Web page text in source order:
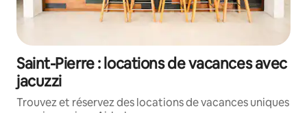
Saint-Pierre : locations de vacances avec
jacuzzi
Trouvez et réservez des locations de vacances uniques